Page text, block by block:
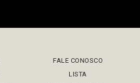
FALE CONOSCO
LISTA